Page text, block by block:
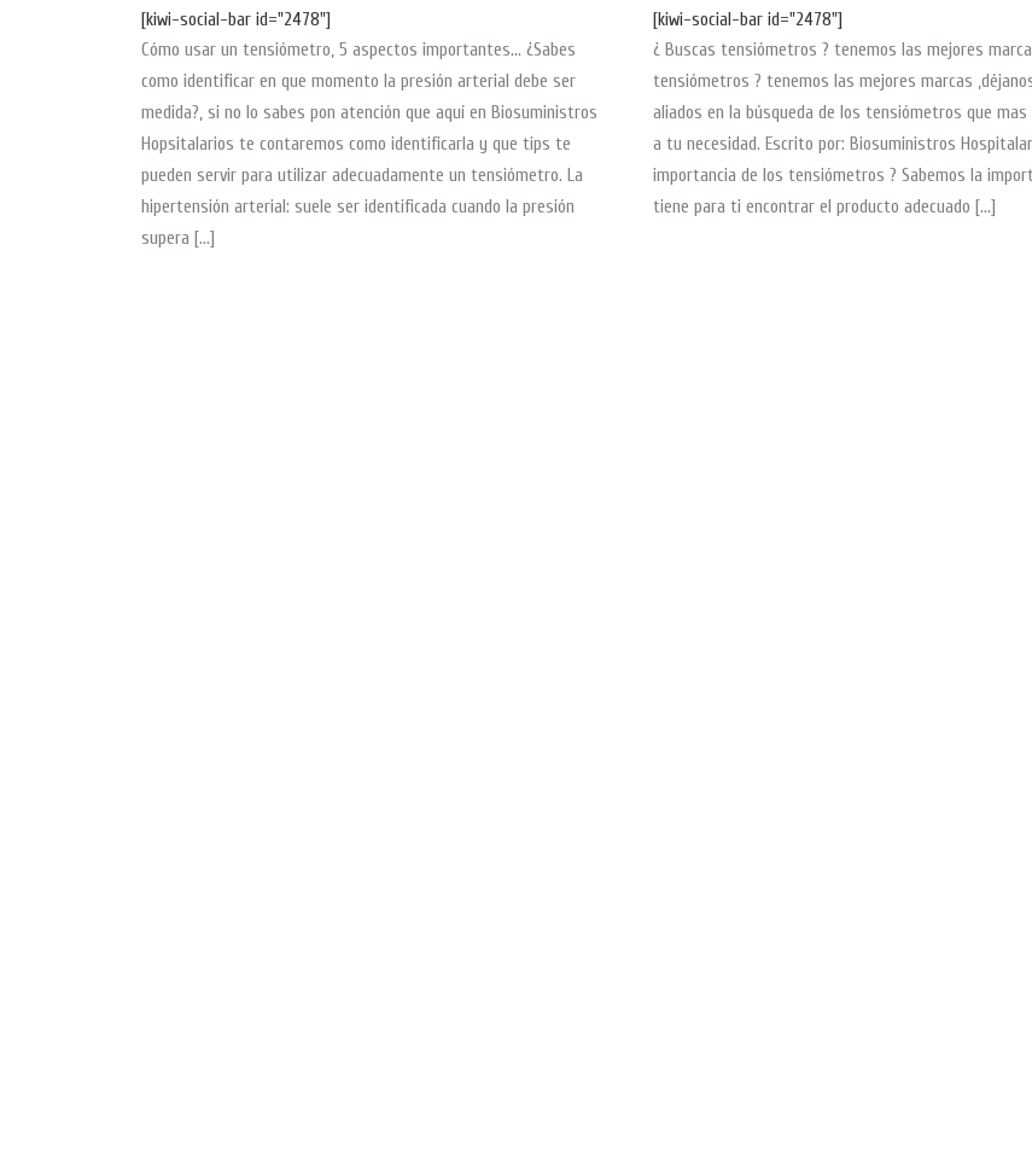
[kiwi-social-bar id="2478"]
Cómo usar un tensiómetro, 5 aspectos importantes… ¿Sabes
como identificar en que momento la presión arterial debe ser
medida?, si no lo sabes pon atención que aquí en Biosuministros
Hopsitalarios te contaremos como identificarla y que tips te
pueden servir para utilizar adecuadamente un tensiómetro. La
hipertensión arterial: suele ser identificada cuando la presión
supera […]
[kiwi-social-bar id="2478"]
¿ Buscas tensiómetros ? tenemos las mejores
tensiómetros ? tenemos las mejores marcas
aliados en la búsqueda de los tensiómetros que mas
a tu necesidad. Escrito por: Biosuministros
importancia de los tensiómetros ? Sabemos la
tiene para ti encontrar el producto adecuado […]